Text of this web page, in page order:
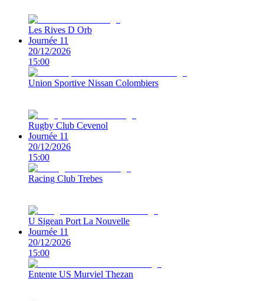
Les Rives D Orb
Journée 11
20/12/2026
15:00
Union Sportive Nissan Colombiers
Rugby Club Cevenol
Journée 11
20/12/2026
15:00
Racing Club Trebes
U Sigean Port La Nouvelle
Journée 11
20/12/2026
15:00
Entente US Murviel Thezan